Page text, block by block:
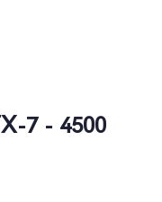
7 - 4500